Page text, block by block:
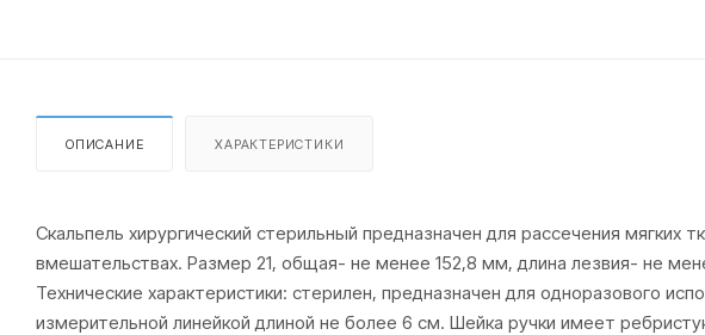
ОПИСАНИЕ ХАРАКТЕРИСТИКИ
Скальпель хирургический стерильный предназначен для рассечения мягких
вмешательствах. Размер 21, общая- не менее 152,8 мм, длина лезвия- не
Технические характеристики: стерилен, предназначен для одноразового
измерительной линейкой длиной не более 6 см. Шейка ручки имеет